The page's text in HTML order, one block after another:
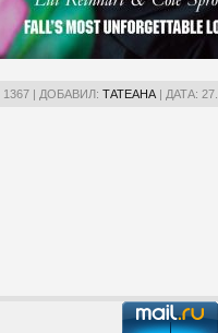
1367 | ДОБАВИЛ: ТАТЕАНА | ДАТА: